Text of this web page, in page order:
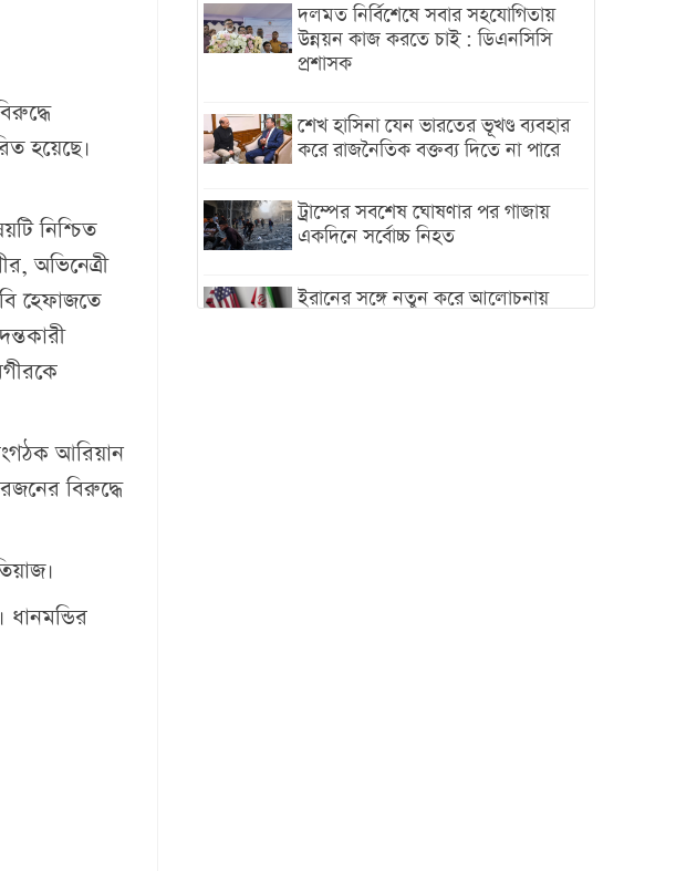
হয়েছে।
নিশ্চিত
অভিনেত্রী
হেফাজতে
আরিয়ান
বিরুদ্ধে
দলমত নির্বিশেষে সবার সহযোগিতায়
উন্নয়ন কাজ করতে চাই : ডিএনসিসি
প্রশাসক
শেখ হাসিনা যেন ভারতের ভূখণ্ড ব্যবহার
করে রাজনৈতিক বক্তব্য দিতে না পারে
ট্রাম্পের সবশেষ ঘোষণার পর গাজায়
একদিনে সর্বোচ্চ নিহত
ইরানের সঙ্গে নতুন করে আলোচনায়